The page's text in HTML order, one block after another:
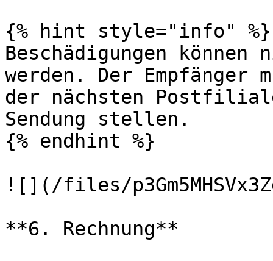
{% hint style="info" %}
Beschädigungen
werden. Der Empfänger
der nächsten
Sendung stellen.
{% endhint %}
![](/files/
**6. Rechnung**